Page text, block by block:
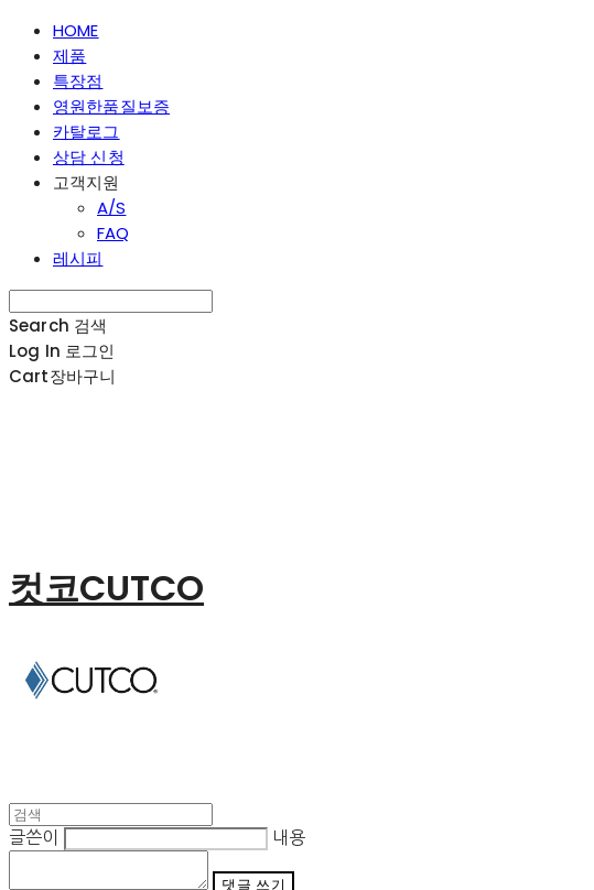
HOME
제품
특장점
영원한품질보증
카탈로그
상담 신청
고객지원
A/S
FAQ
레시피
Search 검색
Log In 로그인
Cart장바구니
컷코CUTCO
글쓴이 내용
댓글 쓰기